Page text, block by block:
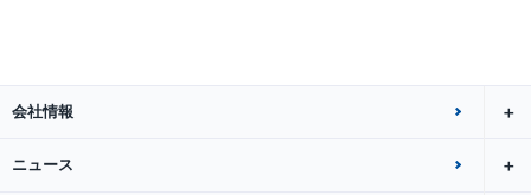
会社情報
ニュース